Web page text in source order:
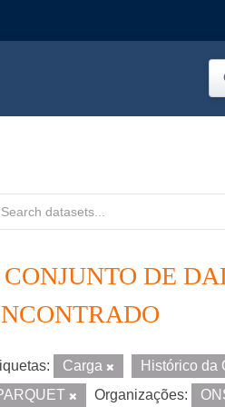
CONJUNTO DE
Carga Histórico da
Organizações: